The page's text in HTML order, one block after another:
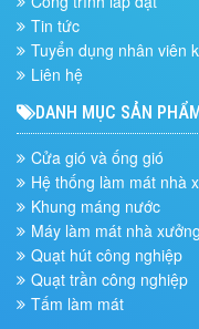
Tin tức
Tuyển dụng nhân viên
Liên hệ
DANH MỤC SẢN
Cửa gió và ống gió
Hệ thống làm mát nhà
Khung máng nước
Máy làm mát nhà xưởng
Quạt hút công nghiệp
Quạt trần công nghiệp
Tấm làm mát